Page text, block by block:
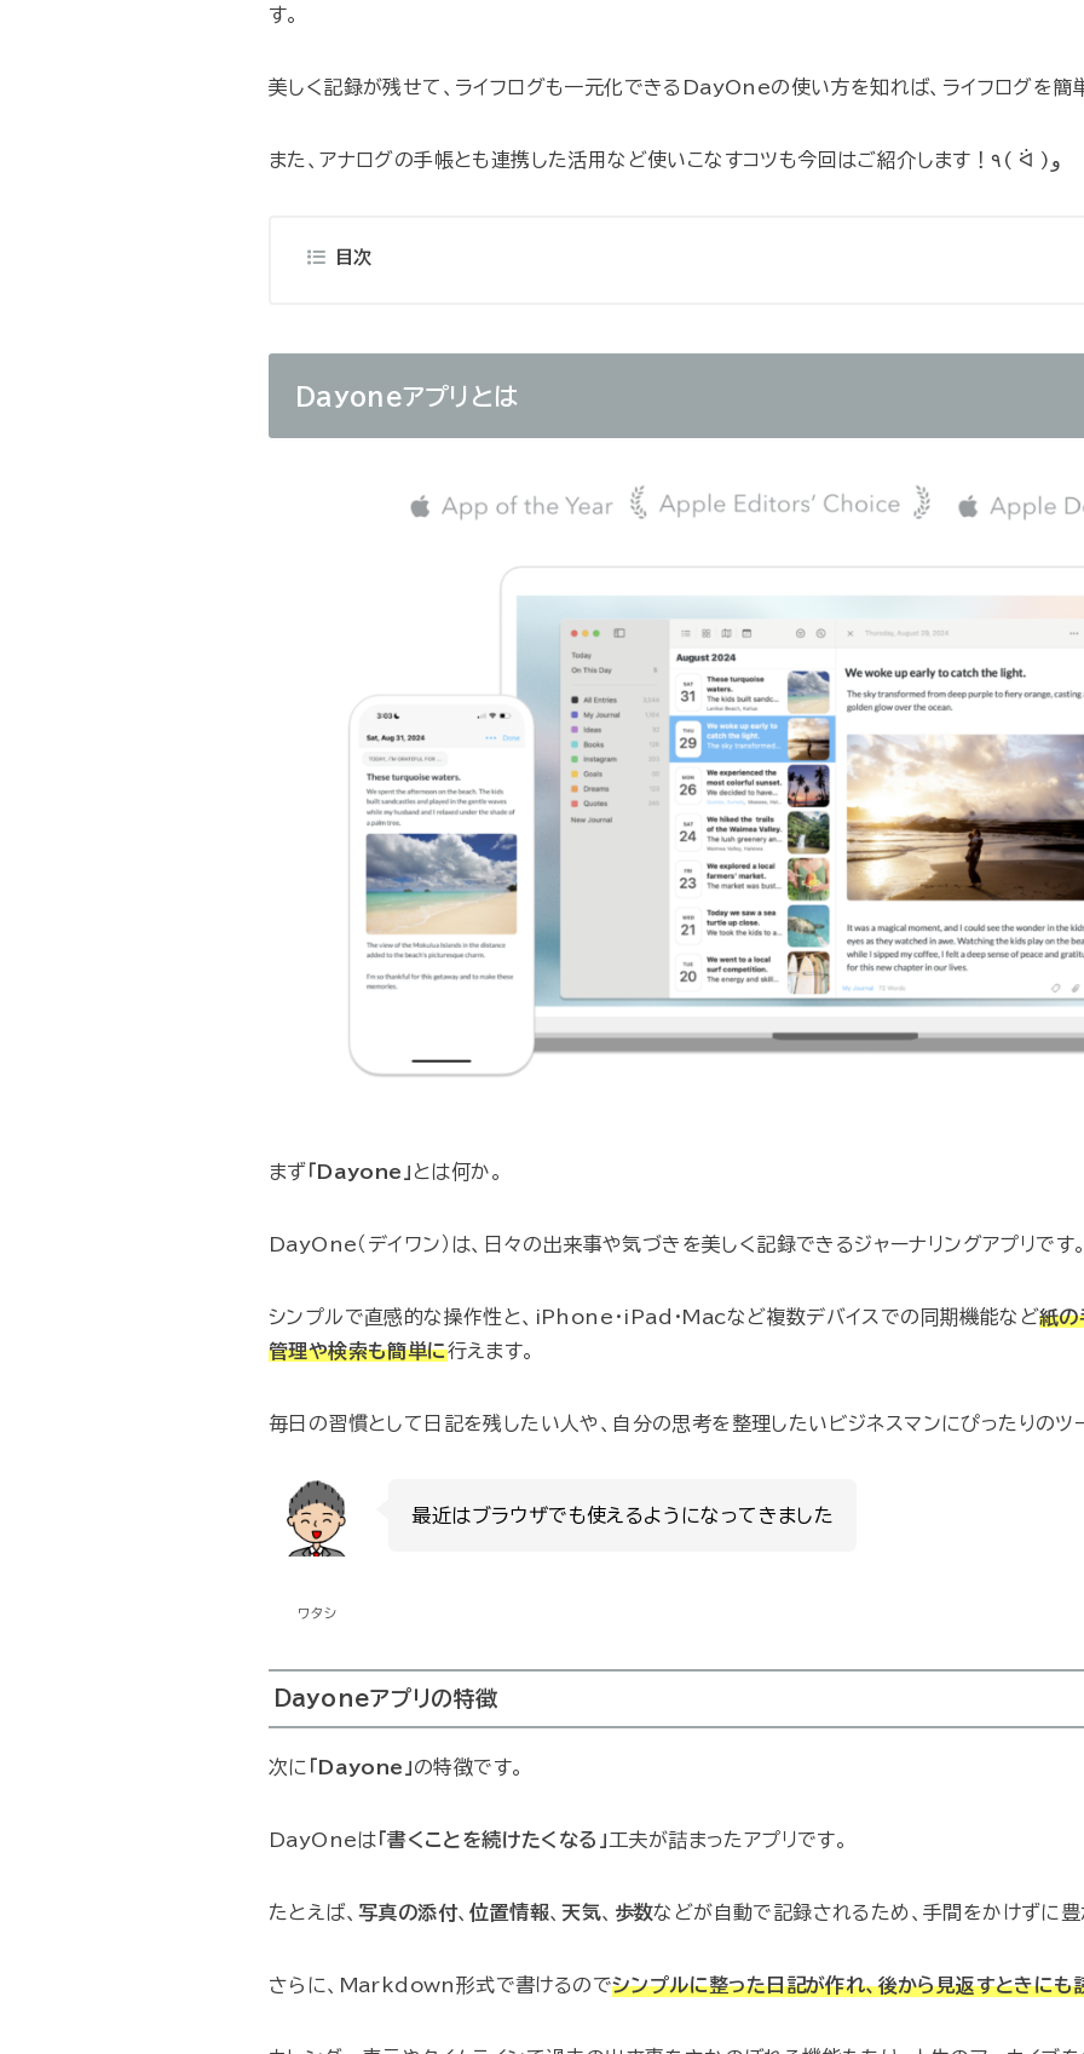
す。
美しく記録が残せて、ライフログも一元化できるDayOneの使い方を知れば、ライフログを簡
また、アナログの手帳とも連携した活用など使いこなすコツも今回はご紹介します！٩( ᐛ )و
目次
Dayoneアプリとは
まず 「Dayone」 とは何か。
DayOne（デイワン）は、日々の出来事や気づきを美しく記録できるジャーナリングアプリです。
シンプルで直感的な操作性と、iPhone・iPad・Macなど複数デバイスでの同期機能など紙の
管理や検索も簡単に行えます。
毎日の習慣として日記を残したい人や、自分の思考を整理したいビジネスマンにぴったりのツ
ワタシ
最近はブラウザでも使えるようになってきました
Dayoneアプリの特徴
次に 「Dayone」の特徴です。
DayOneは「書くことを続けたくなる」工夫が詰まったアプリです。
たとえば、 写真の添付、位置情報、天気、 歩数などが自動で記録されるため、手間をかけずに豊
さらに、Markdown形式で書けるのでシンプルに整った日記が作れ、後から見返すときにも